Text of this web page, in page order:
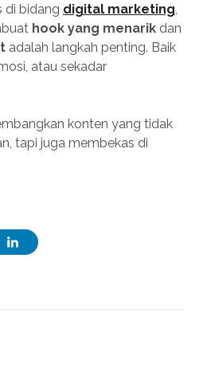
di bidang digital marketing
hook yang menarikdan
adalah langkah penting. Baik
atau sekadar
konten yang tidak
tapi juga membekas di